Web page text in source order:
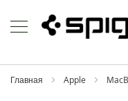
to
Content
h
o
Главная Apple